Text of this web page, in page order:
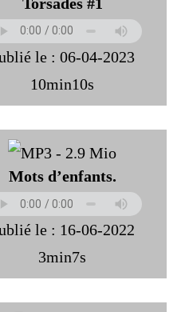
le : 06-04-2023
10min10s
Mots d’enfants.
le : 16-06-2022
3min7s